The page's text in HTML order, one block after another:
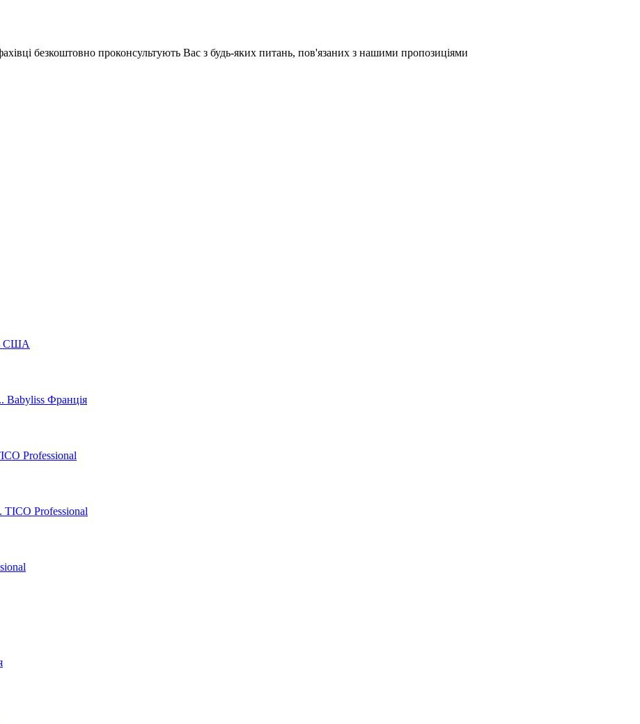
безкоштовно проконсультують Вас з будь-яких питань, пов'язаних з нашими пропозиціями
США
Франція
Professional
TICO Professional